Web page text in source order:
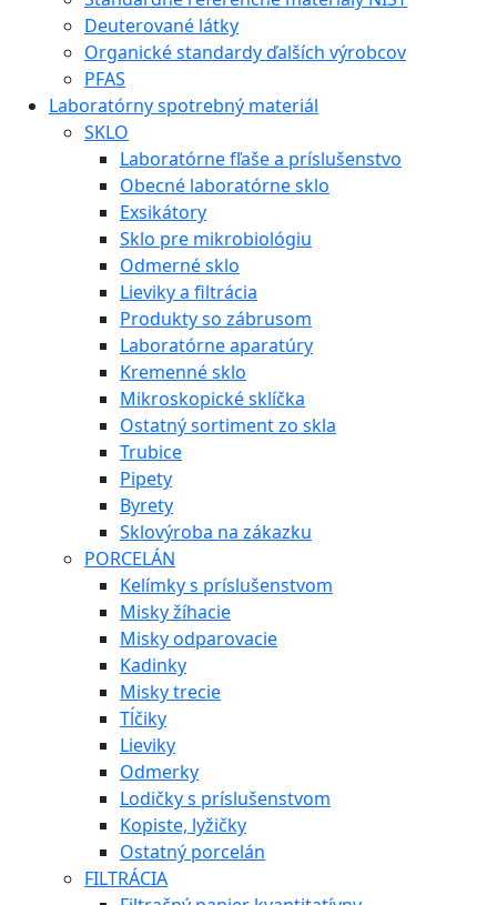
Deuterované látky
Organické standardy ďalších výrobcov
PFAS
Laboratórny spotrebný materiál
SKLO
Laboratórne fľaše a príslušenstvo
Obecné laboratórne sklo
Exsikátory
Sklo pre mikrobiológiu
Odmerné sklo
Lieviky a filtrácia
Produkty so zábrusom
Laboratórne aparatúry
Kremenné sklo
Mikroskopické sklíčka
Ostatný sortiment zo skla
Trubice
Pipety
Byrety
Sklovýroba na zákazku
PORCELÁN
Kelímky s príslušenstvom
Misky žíhacie
Misky odparovacie
Kadinky
Misky trecie
Tĺčiky
Lieviky
Odmerky
Lodičky s príslušenstvom
Kopiste, lyžičky
Ostatný porcelán
FILTRÁCIA